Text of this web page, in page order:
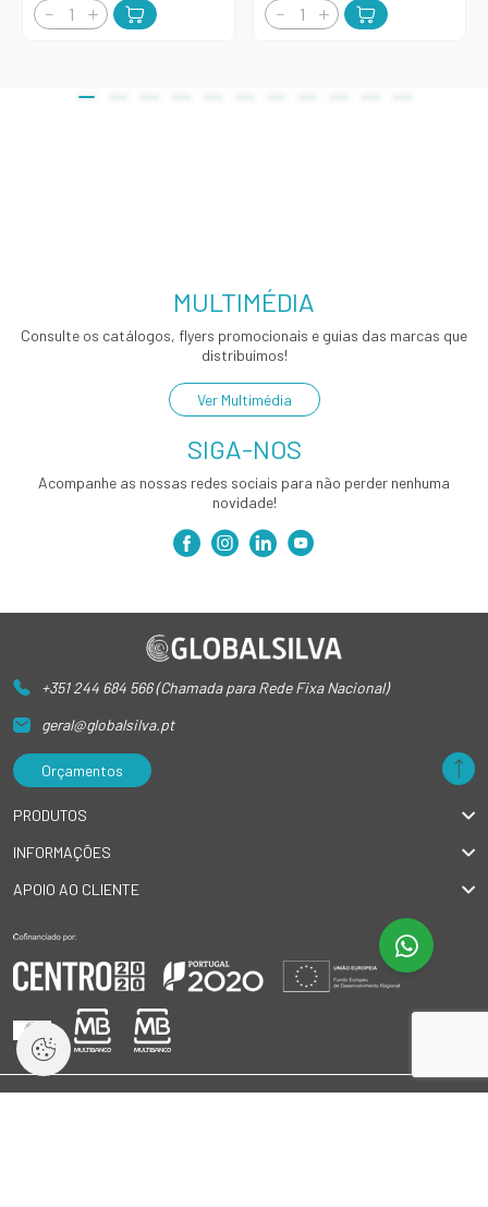
MULTIMÉDIA
Consulte os catálogos, flyers promocionais e guias das marcas que
distribuímos!
Ver Multimédia
SIGA-NOS
Acompanhe as nossas redes sociais para não perder nenhuma
novidade!
+351 244 684 566 (Chamada para Rede Fixa Nacional)
geral@globalsilva.pt
Orçamentos
PRODUTOS
INFORMAÇÕES
APOIO AO CLIENTE